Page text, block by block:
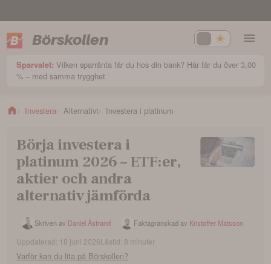
Börskollen
Sparvalet: Vilken sparränta får du hos din bank? Här får du över 3,00
% – med samma trygghet
Investera Alternativt Investera i platinum
Börja investera i
platinum 2026 – ETF:er,
aktier och andra
alternativ jämförda
Skriven av Daniel Åstrand Faktagranskad av Kristoffer Matsson
Uppdaterad: 18 juni 2026Lästid: 8 minuter
Varför kan du lita på Börskollen?